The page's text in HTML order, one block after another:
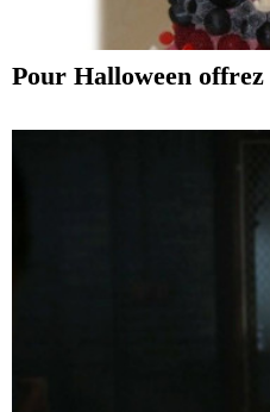
Pour Halloween